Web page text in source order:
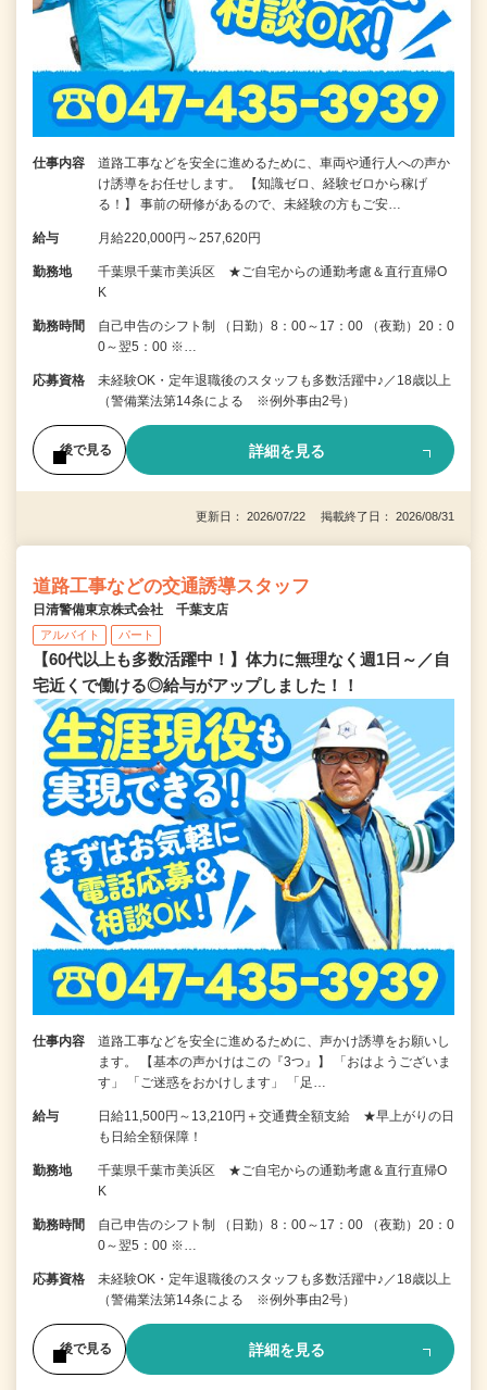
仕事内容
道路工事などを安全に進めるために、車両や通行人への声か
け誘導をお任せします。 【知識ゼロ、経験ゼロから稼げ
る！】 事前の研修があるので、未経験の方もご安…
給与 月給220,000円～257,620円
勤務地
千葉県千葉市美浜区 ★ご自宅からの通勤考慮＆直行直帰O
K
勤務時間
自己申告のシフト制 （日勤）8：00～17：00 （夜勤）20：0
0～翌5：00 ※…
応募資格
未経験OK・定年退職後のスタッフも多数活躍中♪／18歳以上
（警備業法第14条による ※例外事由2号）
後で見る 詳細を見る
更新日： 2026/07/22 掲載終了日： 2026/08/31
道路工事などの交通誘導スタッフ
日清警備東京株式会社 千葉支店
アルバイト パート
【60代以上も多数活躍中！】体力に無理なく週1日～／自
宅近くで働ける◎給与がアップしました！！
仕事内容
道路工事などを安全に進めるために、声かけ誘導をお願いし
ます。 【基本の声かけはこの『3つ』】 「おはようございま
す」 「ご迷惑をおかけします」 「足…
給与
日給11,500円～13,210円＋交通費全額支給 ★早上がりの日
も日給全額保障！
勤務地
千葉県千葉市美浜区 ★ご自宅からの通勤考慮＆直行直帰O
K
勤務時間
自己申告のシフト制 （日勤）8：00～17：00 （夜勤）20：0
0～翌5：00 ※…
応募資格
未経験OK・定年退職後のスタッフも多数活躍中♪／18歳以上
（警備業法第14条による ※例外事由2号）
後で見る 詳細を見る